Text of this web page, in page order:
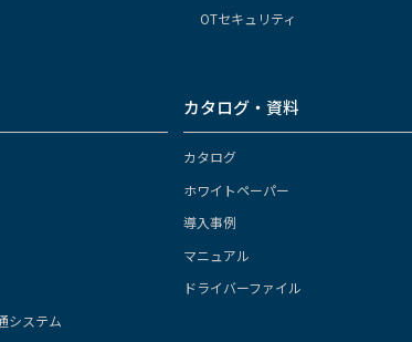
OTセキュリティ
システム
カタログ・資料
カタログ
ホワイトペーパー
導入事例
マニュアル
ドライバーファイル